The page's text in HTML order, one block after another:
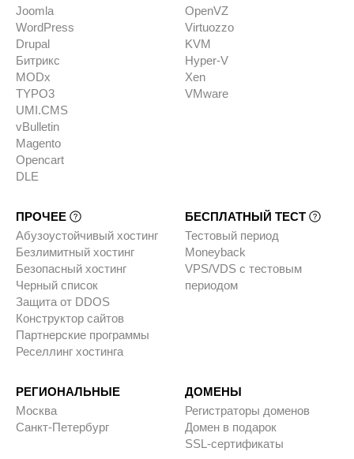
Joomla
WordPress
Drupal
Битрикс
MODx
TYPO3
UMI.CMS
vBulletin
Magento
Opencart
DLE
OpenVZ
Virtuozzo
KVM
Hyper-V
Xen
VMware
ПРОЧЕЕ
Абузоустойчивый хостинг
Безлимитный хостинг
Безопасный хостинг
Черный список
Защита от DDOS
Конструктор сайтов
Партнерские программы
Реселлинг хостинга
БЕСПЛАТНЫЙ ТЕСТ
Тестовый период
Moneyback
VPS/VDS с тестовым
периодом
РЕГИОНАЛЬНЫЕ
Москва
Санкт-Петербург
ДОМЕНЫ
Регистраторы доменов
Домен в подарок
SSL-сертификаты